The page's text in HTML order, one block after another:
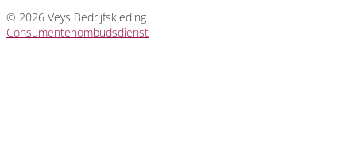
© 2026 Veys Bedrijfskleding
Consumentenombudsdienst